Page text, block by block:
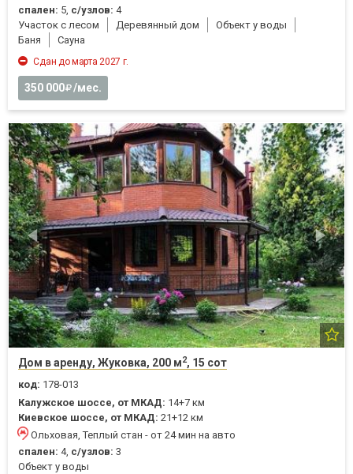
спален: 5, с/узлов: 4
Участок с лесом
Деревянный дом
Объект у воды
Баня
Cауна
Сдан до марта 2027 г.
350 000 /мес.
Дом в аренду, Жуковка, 200 м2, 15 сот
код: 178-013
Калужское шоссе, от МКАД: 14+7 км
Киевское шоссе, от МКАД: 21+12 км
Ольховая, Теплый стан - от 24 мин на авто
спален: 4, с/узлов: 3
Объект у воды